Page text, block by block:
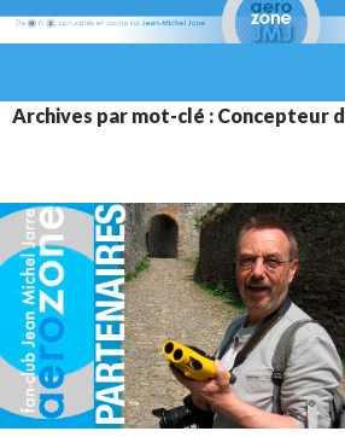
AU
Archives par mot-clé : Concepteur